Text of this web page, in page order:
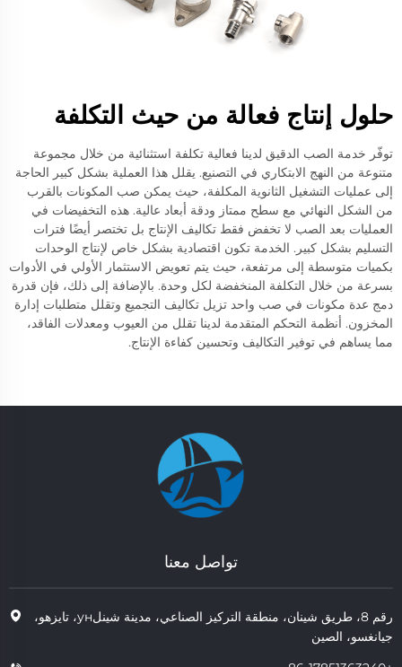
حلول إنتاج فعالة من حيث التكلفة
توفّر خدمة الصب الدقيق لدينا فعالية تكلفة استثنائية من خلال مجموعة
متنوعة من النهج الابتكاري في التصنيع. يقلل هذا العملية بشكل كبير الحاجة
إلى عمليات التشغيل الثانوية المكلفة، حيث يمكن صب المكونات بالقرب
من الشكل النهائي مع سطح ممتاز ودقة أبعاد عالية. هذه التخفيضات في
العمليات بعد الصب لا تخفض فقط تكاليف الإنتاج بل تختصر أيضًا فترات
التسليم بشكل كبير. الخدمة تكون اقتصادية بشكل خاص لإنتاج الوحدات
بكميات متوسطة إلى مرتفعة، حيث يتم تعويض الاستثمار الأولي في الأدوات
بسرعة من خلال التكلفة المنخفضة لكل وحدة. بالإضافة إلى ذلك، فإن قدرة
دمج عدة مكونات في صب واحد تزيل تكاليف التجميع وتقلل متطلبات إدارة
المخزون. أنظمة التحكم المتقدمة لدينا تقلل من العيوب ومعدلات الفاقد،
مما يساهم في توفير التكاليف وتحسين كفاءة الإنتاج.
تواصل معنا
رقم 8، طريق شينان، منطقة التركيز الصناعي، مدينة شينلун، تايزهو،
جيانغسو، الصين